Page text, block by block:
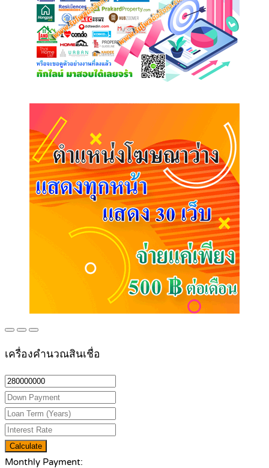
เครื่องคำนวณสินเชื่อ
Calculate
Monthly Payment: